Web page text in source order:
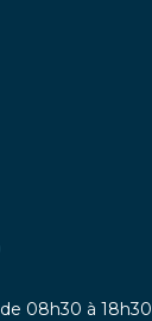
08h30 à 18h30